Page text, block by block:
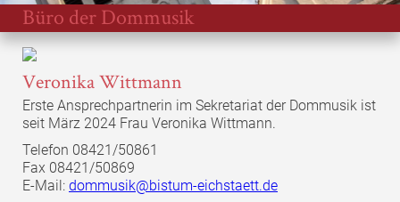
Büro der Dommusik
Veronika Wittmann
Erste Ansprechpartnerin im Sekretariat der Dommusik ist
seit März 2024 Frau Veronika Wittmann.
Telefon 08421/50861
Fax 08421/50869
E-Mail: dommusik@bistum-eichstaett.de